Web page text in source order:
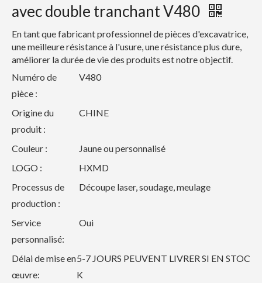
avec double tranchant V480
En tant que fabricant professionnel de pièces d'excavatrice,
une meilleure résistance à l'usure, une résistance plus dure,
améliorer la durée de vie des produits est notre objectif.
Numéro de
pièce :
V480
Origine du
produit :
CHINE
Couleur :
Jaune ou personnalisé
LOGO :
HXMD
Processus de
production :
Découpe laser, soudage, meulage
Service
personnalisé:
Oui
Délai de mise en
œuvre:
5-7 JOURS PEUVENT LIVRER SI EN STOC
K